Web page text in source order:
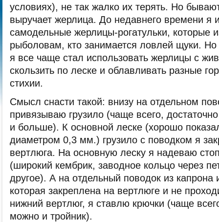
условиях), не так жалко их терять. Но
выручает жерлица. До недавнего времени я
самодельные жерлицы-рогатульки, которые
рыболовам, кто занимается ловлей щуки.
я все чаще стал использовать жерлицы с
скользить по леске и облавливать разные
стихии.
Смысл снасти такой: внизу на отдельном
привязываю грузило (чаще всего,
и больше). К основной леске (хорошо
диаметром 0,3 мм.) грузило с поводком я
вертлюга. На основную леску я надеваю
(широкий кембрик, заводное кольцо через
другое). А на отдельный поводок из капрона
которая закреплена на вертлюге и не
нижний вертлюг, я ставлю крючки (чаще
можно и тройник).